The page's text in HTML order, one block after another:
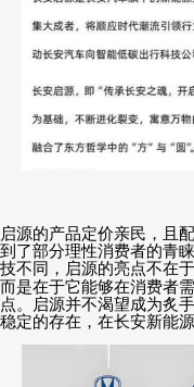
启源的产品定价亲民，且
到了部分理性消费者的青
技不同，启源的亮点不在于
而是在于它能够在消费者
点。启源并不渴望成为炙
稳定的存在，在长安新能